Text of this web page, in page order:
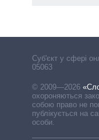
Cуб'єкт у сфері
05063
© 2009—2026
охороняються
собою право не
публікується на
особи.